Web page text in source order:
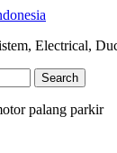
Electrical,
Search
palang parkir